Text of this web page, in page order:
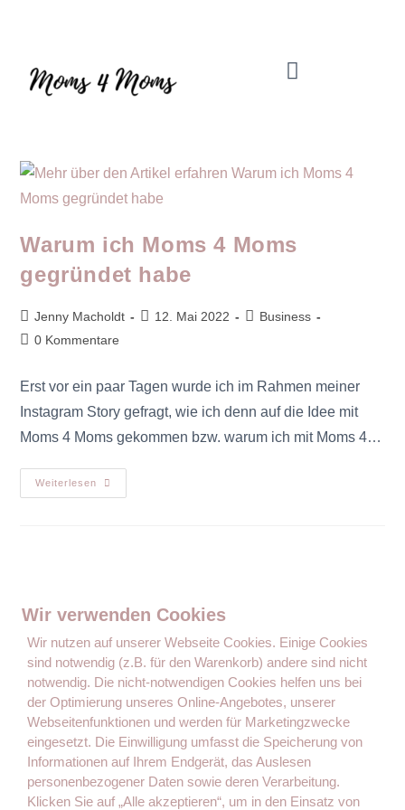
Warum ich Moms 4 Moms
gegründet habe
Jenny Macholdt 12. Mai 2022
Business
0 Kommentare
Erst vor ein paar Tagen wurde ich im Rahmen meiner
Instagram Story gefragt, wie ich denn auf die Idee mit
Moms 4 Moms gekommen bzw. warum ich mit Moms 4…
Weiterlesen
Der Ratgeber, Wegweiser und die Inspiration von Müttern für
Mütter.
Seiten
Wir verwenden Cookies
Wir nutzen auf unserer Webseite Cookies. Einige Cookies
sind notwendig (z.B. für den Warenkorb) andere sind nicht
notwendig. Die nicht-notwendigen Cookies helfen uns bei
der Optimierung unseres Online-Angebotes, unserer
Webseitenfunktionen und werden für Marketingzwecke
eingesetzt. Die Einwilligung umfasst die Speicherung von
Informationen auf Ihrem Endgerät, das Auslesen
personenbezogener Daten sowie deren Verarbeitung.
Klicken Sie auf „Alle akzeptieren“, um in den Einsatz von